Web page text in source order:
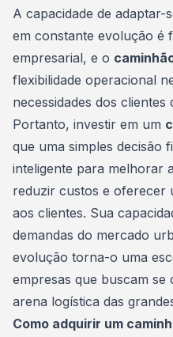
A capacidade de adaptar-
em constante evolução é
empresarial, e o
flexibilidade operacional
necessidades dos
Portanto, investir em um
que uma simples decisão
inteligente para melhorar
reduzir custos e oferecer
aos clientes. Sua
demandas do mercado
evolução torna-o uma
empresas que buscam se
arena logística das
Como adquirir um